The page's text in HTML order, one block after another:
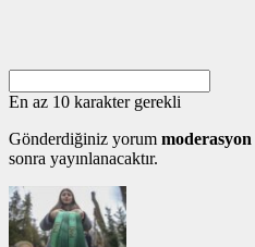
En az 10 karakter gerekli
Gönderdiğiniz yorum moderasyon
sonra yayınlanacaktır.